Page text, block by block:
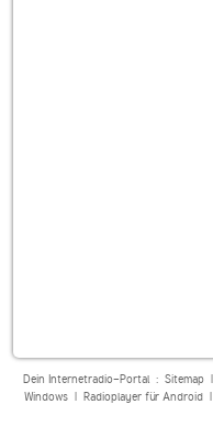
Dein Internetradio-Portal : Sitemap|
Windows| Radioplayer für Android|